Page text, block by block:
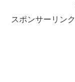
スポンサーリンク